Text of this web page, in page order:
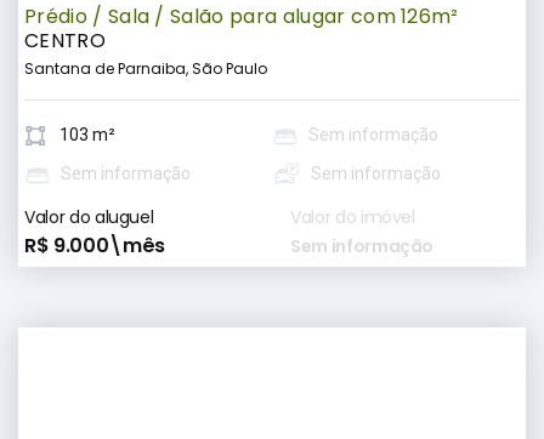
Prédio / Sala / Salão para alugar com 126m²
CENTRO
Santana de Parnaiba, São Paulo
103 m²
Sem informação
Sem informação
Sem informação
Valor do aluguel
R$ 9.000\mês
Valor do imóvel
Sem informação